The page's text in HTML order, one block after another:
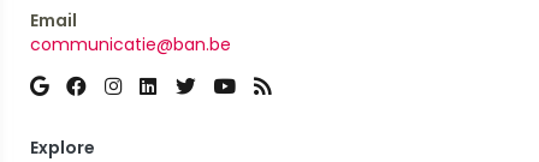
Email
communicatie@ban.be
Explore